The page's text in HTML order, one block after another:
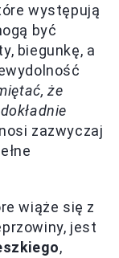
występują
być
biegunkę, a
że
zazwyczaj
wiąże się z
jest
,